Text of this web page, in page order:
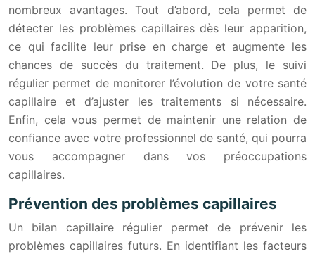
nombreux avantages. Tout d’abord, cela permet de
détecter les problèmes capillaires dès leur apparition,
ce qui facilite leur prise en charge et augmente les
chances de succès du traitement. De plus, le suivi
régulier permet de monitorer l’évolution de votre santé
capillaire et d’ajuster les traitements si nécessaire.
Enfin, cela vous permet de maintenir une relation de
confiance avec votre professionnel de santé, qui pourra
vous accompagner dans vos préoccupations
capillaires.
Prévention des problèmes capillaires
Un bilan capillaire régulier permet de prévenir les
problèmes capillaires futurs. En identifiant les facteurs